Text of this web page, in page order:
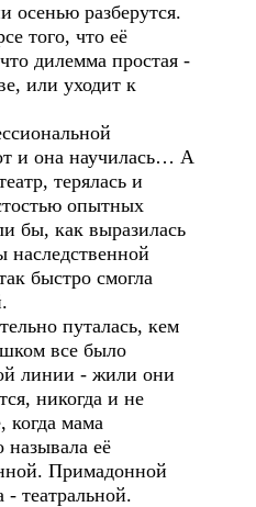
осенью разберутся.
того, что её
дилемма простая -
или уходит к
и она научилась… А
терялась и
опытных
бы, как выразилась
наследственной
быстро смогла
путалась, кем
все было
линии - жили они
никогда и не
когда мама
её
Примадонной
- театральной.